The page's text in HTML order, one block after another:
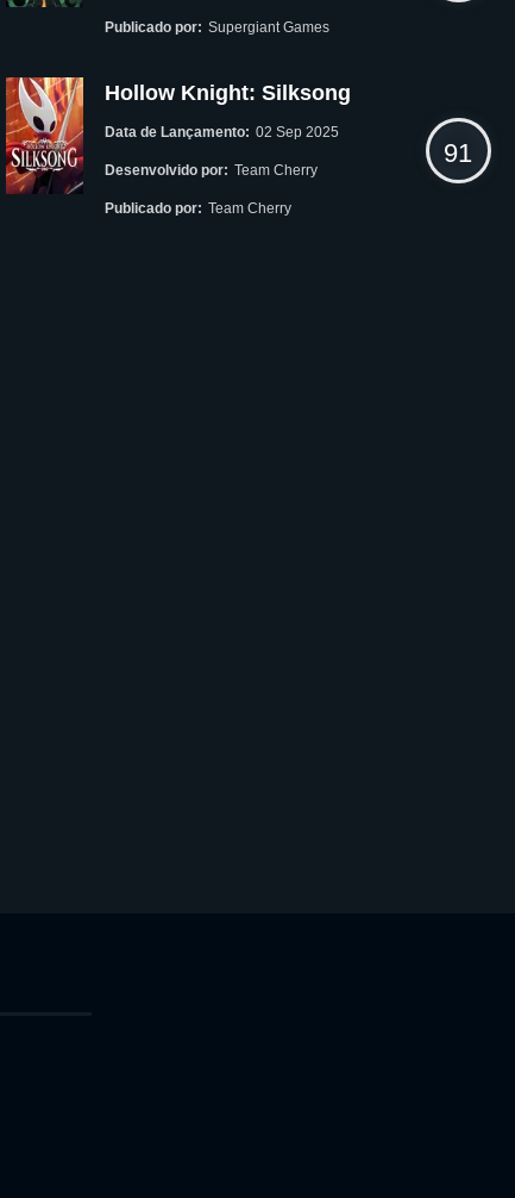
Publicado por: Supergiant Games
Hollow Knight: Silksong
Data de Lançamento: 02 Sep 2025
Desenvolvido por: Team Cherry
Publicado por: Team Cherry
91